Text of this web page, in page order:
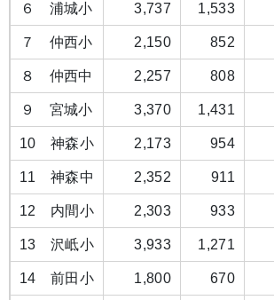
６ 浦城小 3,737 1,533
７ 仲西小 2,150 852
８ 仲西中 2,257 808
９ 宮城小 3,370 1,431
10 神森小 2,173 954
11 神森中 2,352 911
12 内間小 2,303 933
13 沢岻小 3,933 1,271
14 前田小 1,800 670